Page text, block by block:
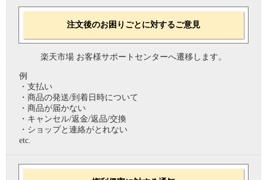
注文後のお困りごとに対するご意見
楽天市場 お客様サポートセンターへ遷移します。
例
・支払い
・商品の発送/到着日時について
・商品が届かない
・キャンセル/返金/返品/交換
・ショップと連絡がとれない
etc.